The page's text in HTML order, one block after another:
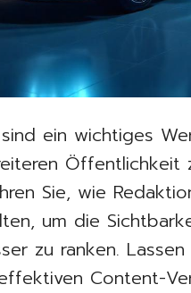
ein wichtiges
Öffentlichkeit
Sie, wie
um die
zu ranken.
Content-